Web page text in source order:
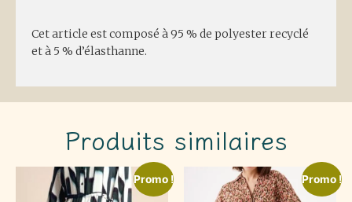
Cet article est composé à 95 % de polyester recyclé
et à 5 % d’élasthanne.
Produits similaires
Promo ! Promo !